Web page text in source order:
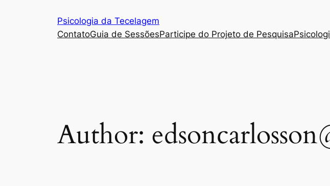
Psicologia da Tecelagem
ContatoGuia de SessõesParticipe do Projeto de Pesquisa
Author: